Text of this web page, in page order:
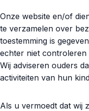
Onze website en/of
te verzamelen over
toestemming is
echter niet controleren
Wij adviseren ouders
activiteiten van hun
Als u vermoedt dat wij